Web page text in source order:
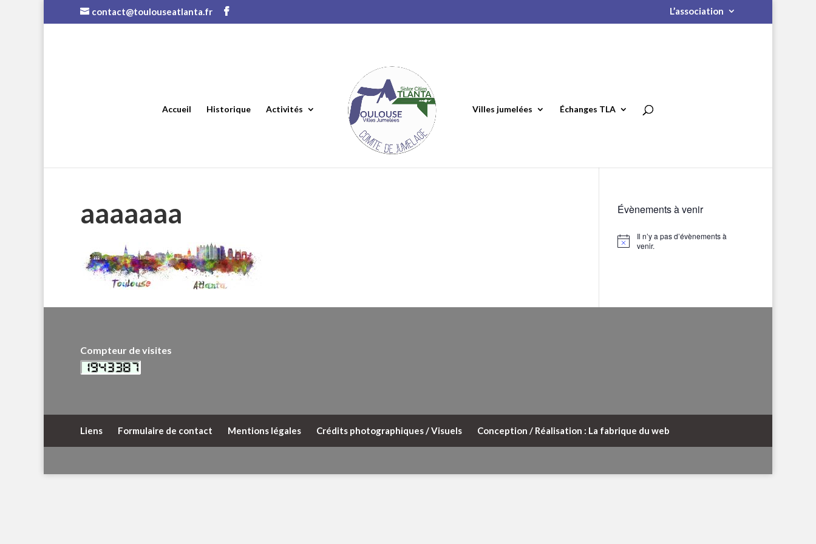
contact@toulouseatlanta.fr L’association
Accueil Historique Activités Villes jumelées Échanges TLA
aaaaaaa Évènements à venir
Notice
Il n’y a pas d’évènements à
venir.
Compteur de visites
Liens Formulaire de contact Mentions légales Crédits photographiques / Visuels Conception / Réalisation : La fabrique du web